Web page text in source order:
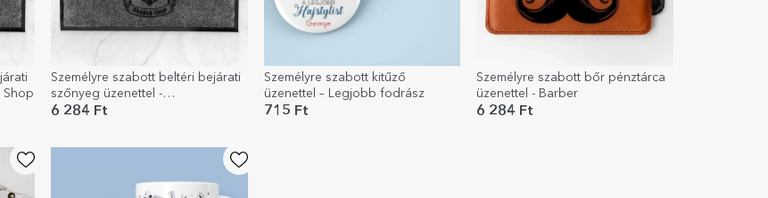
Shop
Személyre szabott beltéri bejárati
szőnyeg üzenettel -
Fodrászszalon
6 284 Ft
Személyre szabott kitűző
üzenettel – Legjobb fodrász
715 Ft
Személyre szabott bőr pénztárca
üzenettel - Barber
6 284 Ft